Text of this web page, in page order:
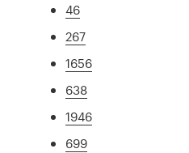
46
267
1656
638
1946
699